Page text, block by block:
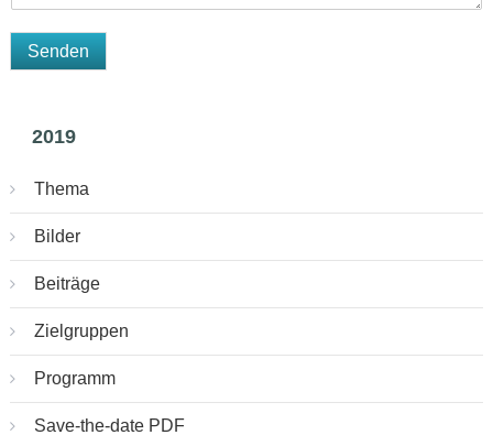
Senden
2019
Thema
Bilder
Beiträge
Zielgruppen
Programm
Save-the-date PDF